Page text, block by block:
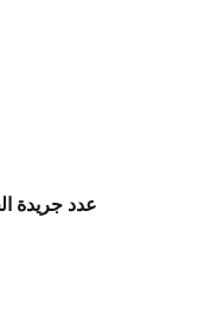
عدد جريدة